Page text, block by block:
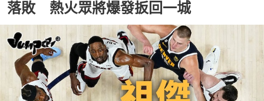
落敗 熱火眾將爆發扳回一城